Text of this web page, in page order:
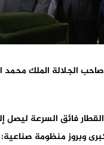
فائق السرعة
وبروز منظومة